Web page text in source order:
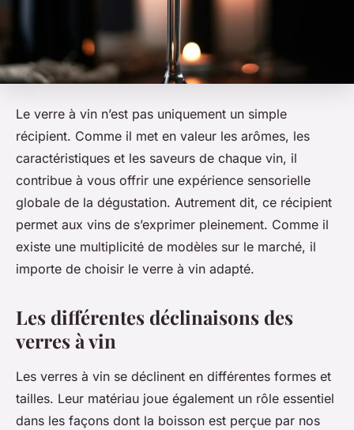
Le verre à vin n’est pas uniquement un simple
récipient. Comme il met en valeur les arômes, les
caractéristiques et les saveurs de chaque vin, il
contribue à vous offrir une expérience sensorielle
globale de la dégustation. Autrement dit, ce récipient
permet aux vins de s’exprimer pleinement. Comme il
existe une multiplicité de modèles sur le marché, il
importe de choisir le verre à vin adapté.
Les différentes déclinaisons des
verres à vin
Les verres à vin se déclinent en différentes formes et
tailles. Leur matériau joue également un rôle essentiel
dans les façons dont la boisson est perçue par nos